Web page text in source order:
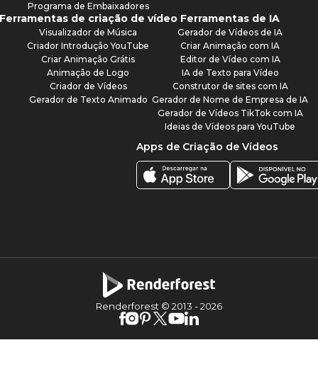
Programa de Embaixadores
de criação de vídeo
Visualizador de Música
Criador Introdução YouTube
Criar Animação Grátis
Animação de Logo
Criador de Vídeos
Gerador de Texto Animado
Ferramentas de IA
Gerador de Vídeos de IA
Criar Animação com IA
Editor de Vídeo com IA
IA de Texto para Vídeo
Construtor de sites com IA
Gerador de Nome de Empresa de IA
Gerador de Vídeos TikTok com IA
Ideias de Vídeos para YouTube
Apps de Criação de Vídeos
Renderforest © 2013 -2026